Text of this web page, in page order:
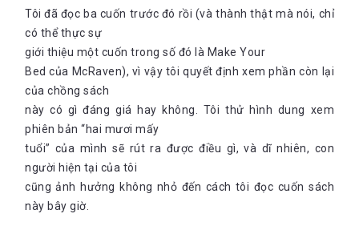
Tôi đã đọc ba cuốn trước đó rồi (và thành thật mà nói, chỉ
có thể thực sự
giới thiệu một cuốn trong số đó là Make Your
Bed của McRaven), vì vậy tôi quyết định xem phần còn lại
của chồng sách
này có gì đáng giá hay không. Tôi thử hình dung xem
phiên bản “hai mươi mấy
tuổi” của mình sẽ rút ra được điều gì, và dĩ nhiên, con
người hiện tại của tôi
cũng ảnh hưởng không nhỏ đến cách tôi đọc cuốn sách
này bây giờ.